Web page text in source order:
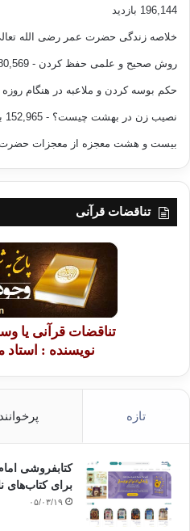
196,144 بازدید
خلاصه زندگی حضرت عمر رضی الله
روش صحیح و علمی حفظ کردن - 180,569 بازدید
حکم بوسه کردن و ملاعبه در هنگام روزه
نصیب زن در بهشت چیست؟ - 152,965 بازدید
بیست و هشت معجزه از معجزات حضرت
تناقضات قرآنی
تناقضات قرآنی یا
نویسنده : استاد
تازه
کتابفروشی
برای کتاب‌های
۰۵/۰۳/۱۹